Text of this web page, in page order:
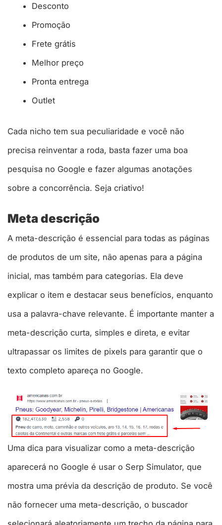
Desconto
Promoção
Frete grátis
Melhor preço
Pronta entrega
Outlet
Cada nicho tem sua peculiaridade e você não
precisa reinventar a roda, basta fazer uma boa
pesquisa no Google e fazer algumas anotações
sobre a concorrência. Seja criativo!
Meta descrição
A meta-descrição é essencial para todas as páginas
de produtos de um site, não apenas para a página
inicial, mas também para categorias. Ela deve
explicar o item e destacar seus benefícios, enquanto
usa a palavra-chave relevante. É importante manter a
meta-descrição curta, simples e direta, e evitar
ultrapassar os limites de pixels para garantir que o
texto completo apareça no Google.
Uma dica para visualizar como a meta-descrição
aparecerá no Google é usar o Serp Simulator, que
mostra uma prévia da descrição de produto. Se você
não fornecer uma meta-descrição, o buscador